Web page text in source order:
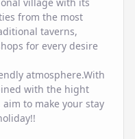
from the most
taverns,
for every desire
atmosphere.With
with the hight
to make your stay